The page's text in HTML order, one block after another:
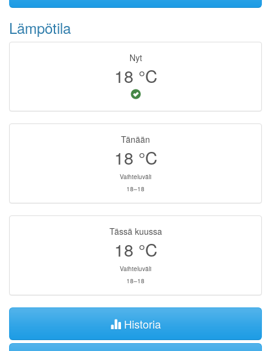
Lämpötila
Nyt
18 °C
Tänään
18 °C
Vaihteluväli
18–18
Tässä kuussa
18 °C
Vaihteluväli
18–18
Historia